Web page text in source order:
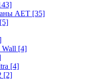
AET [35]
[5]
Wall [4]
[4]
[2]